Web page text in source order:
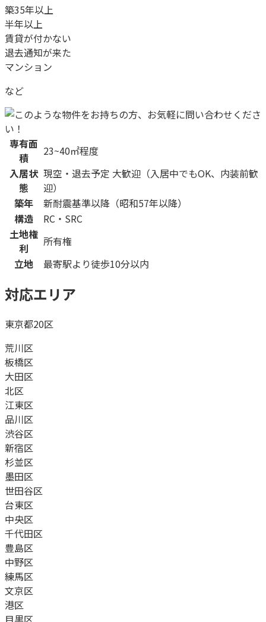
築35年以上
半年以上
賃貸が付かない
退去通知が来た
マンション
など
専有面
積
23~40㎡程度
入居状
態
現空・退去予定 大歓迎（入居中でもOK、内装前歓
迎）
築年
新耐震基準以降（昭和57年以降）
構造
RC・SRC
土地権
利
所有権
立地
最寄駅より徒歩10分以内
対応エリア
東京都20区
荒川区
板橋区
大田区
北区
江東区
品川区
渋谷区
新宿区
杉並区
墨田区
世田谷区
台東区
中央区
千代田区
豊島区
中野区
練馬区
文京区
港区
目黒区